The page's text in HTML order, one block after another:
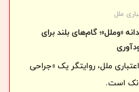
ملل
«وملل»؛ گام‌های بلند برای
سال ۱۴۰۴ مؤسسه اعتباری ملل، روایتگر یک «جراحی
است.